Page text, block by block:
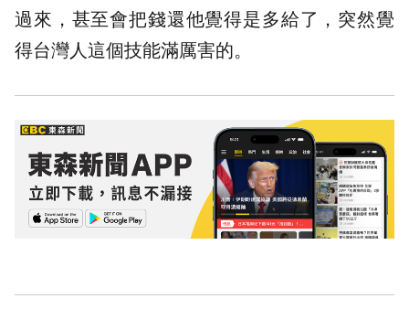
過來，甚至會把錢還他覺得是多給了，突然覺
得台灣人這個技能滿厲害的。